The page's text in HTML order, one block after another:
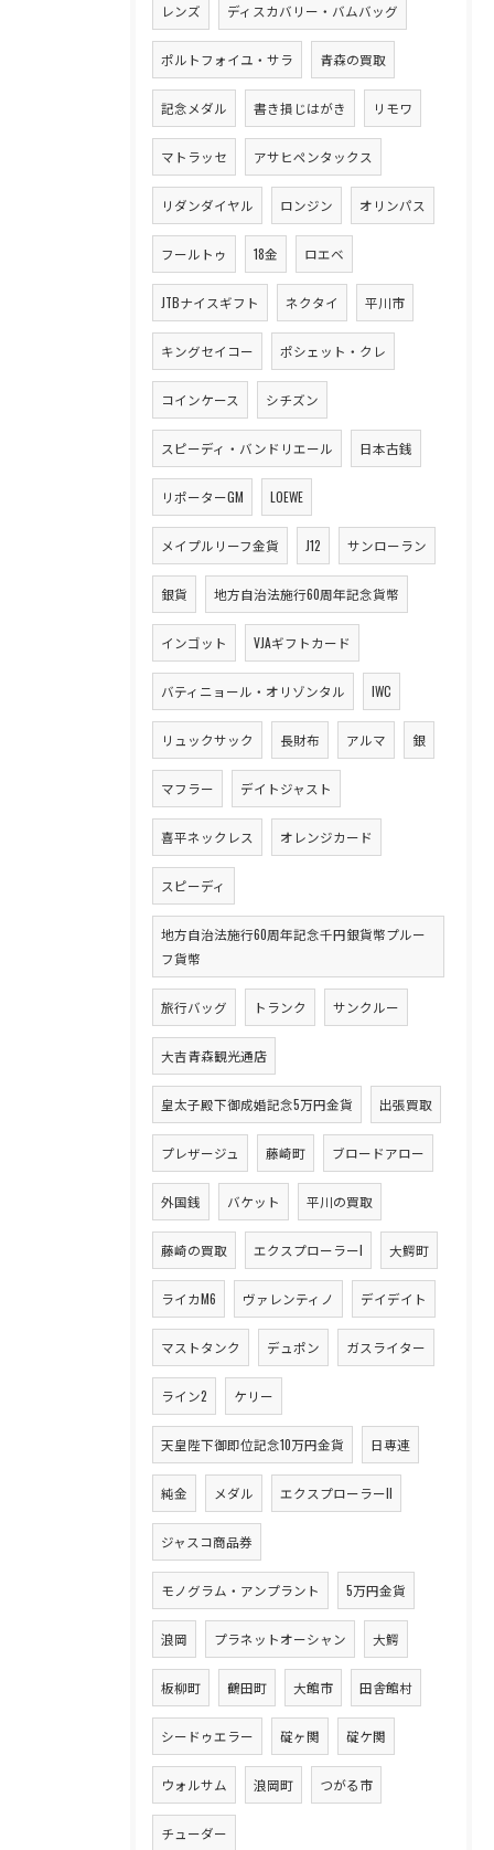
レンズ ディスカバリー・バムバッグ
ポルトフォイユ・サラ 青森の買取
記念メダル 書き損じはがき リモワ
マトラッセ アサヒペンタックス
リダンダイヤル ロンジン オリンパス
フールトゥ 18金 ロエベ
JTBナイスギフト ネクタイ 平川市
キングセイコー ポシェット・クレ
コインケース シチズン
スピーディ・バンドリエール 日本古銭
リポーターGM LOEWE
メイプルリーフ金貨 J12 サンローラン
銀貨 地方自治法施行60周年記念貨幣
インゴット VJAギフトカード
バティニョール・オリゾンタル IWC
リュックサック 長財布 アルマ 銀
マフラー デイトジャスト
喜平ネックレス オレンジカード
スピーディ
地方自治法施行60周年記念千円銀貨幣プルー
フ貨幣
旅行バッグ トランク サンクルー
大吉青森観光通店
皇太子殿下御成婚記念5万円金貨 出張買取
プレザージュ 藤崎町 ブロードアロー
外国銭 バケット 平川の買取
藤崎の買取 エクスプローラーI 大鰐町
ライカM6 ヴァレンティノ デイデイト
マストタンク デュポン ガスライター
ライン2 ケリー
天皇陛下御即位記念10万円金貨 日専連
純金 メダル エクスプローラーII
ジャスコ商品券
モノグラム・アンプラント 5万円金貨
浪岡 プラネットオーシャン 大鰐
板柳町 鶴田町 大館市 田舎館村
シードゥエラー 碇ヶ関 碇ケ関
ウォルサム 浪岡町 つがる市
チューダー